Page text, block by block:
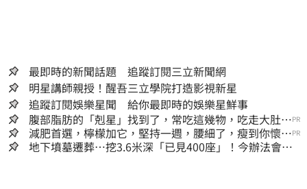
最即時的新聞話題 追蹤訂閱三立新聞網
明星講師親授！醒吾三立學院打造影視新星
追蹤訂閱娛樂星聞 給你最即時的娛樂星鮮事
腹部脂肪的「剋星」找到了，常吃這幾物，吃走大肚
囊，瘦出小蠻腰
PR
減肥首選，檸檬加它，堅持一週，腰細了，瘦到你懷疑
人生
PR
地下墳墓遷葬…挖3.6米深「已見400座」！今辦法會安